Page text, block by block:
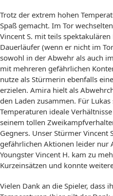
Trotz der extrem hohen
Spaß gemacht. Im Tor
Vincent S. mit teils
Dauerläufer (wenn er nicht im
sowohl in der Abwehr als auch
mit mehreren gefährlichen
nutze als Stürmerin ebenfalls
erzielen. Amira hielt als
den Laden zusammen. Für
Temperaturen ideale
seinem tollen
Gegners. Unser Stürmer Vincent
gefährlichen Aktionen leider nur
Youngster Vincent H. kam zu
Kurzeinsätzen und konnte
Vielen Dank an die Spieler, dass